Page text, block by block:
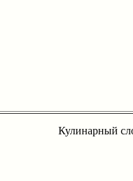
Кулинарный